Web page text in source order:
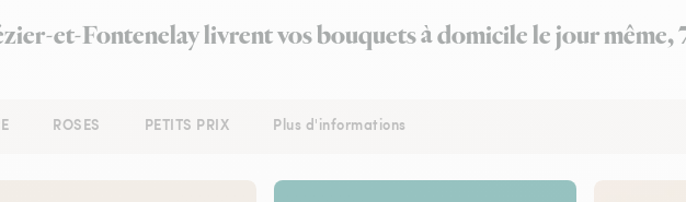
et-Fontenelay livrent vos bouquets à domicile le jour
ROSES PETITS PRIX Plus d'informations